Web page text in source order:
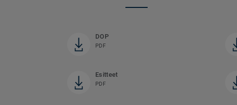
DOP
PDF
Esitteet
PDF